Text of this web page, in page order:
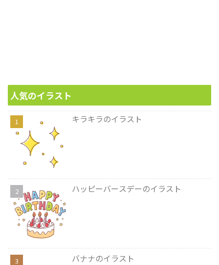
人気のイラスト
キラキラのイラスト
ハッピーバースデーのイラスト
バナナのイラスト